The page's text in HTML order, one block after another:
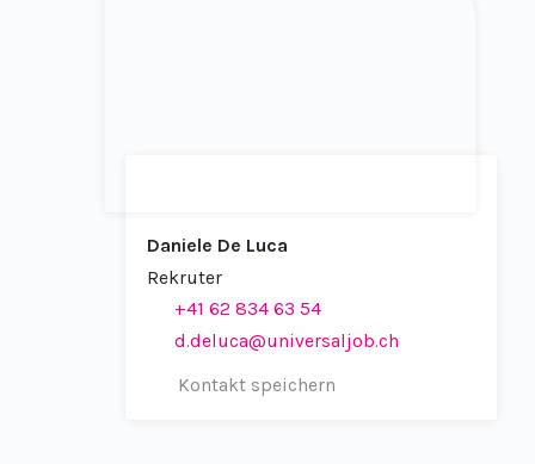
Daniele De Luca
Rekruter
+41 62 834 63 54
d.deluca@universaljob.ch
Kontakt speichern